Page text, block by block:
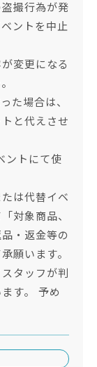
撮行為が発
ントを中止
変更になる
た場合は、
と代えさせ
ントにて使
は代替イベ
対象商品、
・返金等の
願います。
タッフが判
す。 予め